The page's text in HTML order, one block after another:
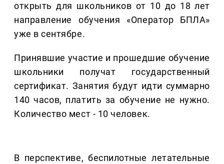
открыть для школьников от 10 до 18 лет
направление обучения «Оператор БПЛА»
уже в сентябре.
Принявшие участие и прошедшие обучение
школьники получат государственный
сертификат. Занятия будут идти суммарно
140 часов, платить за обучение не нужно.
Количество мест - 10 человек.
В перспективе, беспилотные летательные